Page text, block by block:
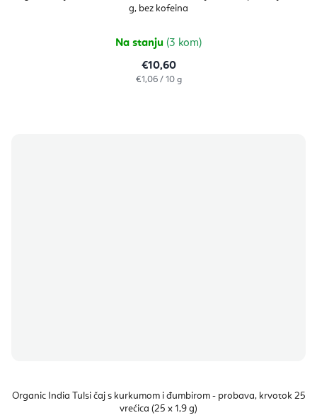
g, bez kofeina
Na stanju (3 kom)
€10,60
Izračunaj
€1,06 / 10 g
Organic India Tulsi čaj s kurkumom i đumbirom - probava, krvotok 25
vrećica (25 x 1,9 g)